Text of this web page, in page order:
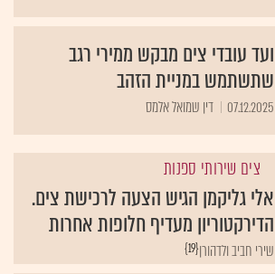
ועד עובדי צים מבקש ממירי רגב
שתשתמש במניית הזהב
07.12.2025 דין שמואל אלמס
צים שירותי ספנות
אלי גליקמן הגיש הצעה לרכישת צים.
הדירקטוריון מעדיף חלופות אחרות
{19}שירי חביב ולדהורן